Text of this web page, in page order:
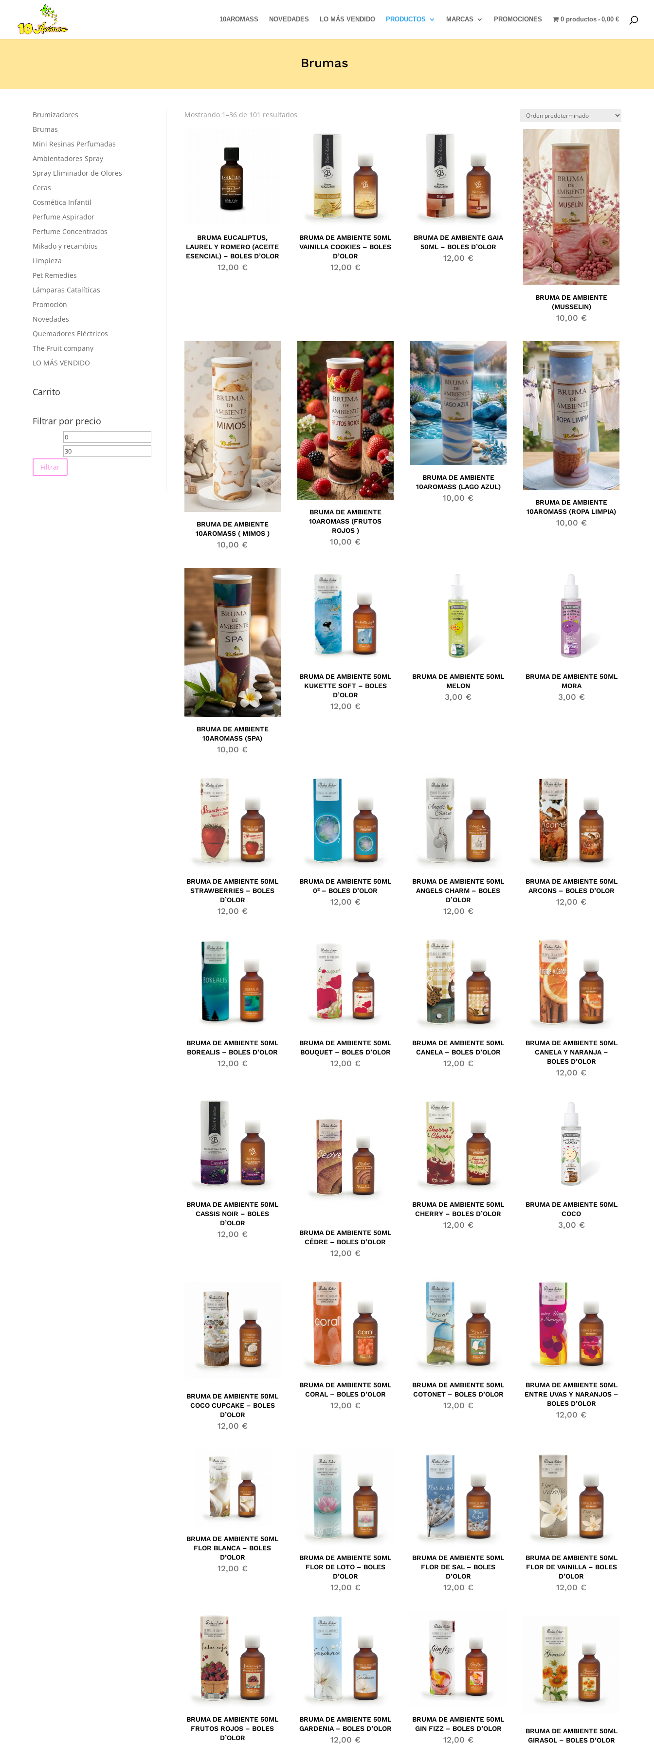
10AROMASS NOVEDADES LO MÁS VENDIDO PRODUCTOS MARCAS PROMOCIONES 0 productos 0,00 €
Brumas
Brumizadores
Brumas
Mini Resinas Perfumadas
Ambientadores Spray
Spray Eliminador de Olores
Ceras
Cosmética Infantil
Perfume Aspirador
Perfume Concentrados
Mikado y recambios
Limpieza
Pet Remedies
Lámparas Catalíticas
Promoción
Novedades
Quemadores Eléctricos
The Fruit company
LO MÁS VENDIDO
Carrito
Filtrar por precio
Precio
mínimo
Filtrar
Mostrando 1–36 de 101 resultados
BRUMA EUCALIPTUS,
LAUREL Y ROMERO (ACEITE
ESENCIAL) – BOLES D’OLOR
12,00 €
BRUMA DE AMBIENTE 50ML
VAINILLA COOKIES – BOLES
D’OLOR
12,00 €
BRUMA DE AMBIENTE GAIA
50ML – BOLES D’OLOR
12,00 €
BRUMA DE AMBIENTE
(MUSSELIN)
10,00 €
BRUMA DE AMBIENTE
10AROMASS ( MIMOS )
10,00 €
BRUMA DE AMBIENTE
10AROMASS (FRUTOS
ROJOS )
10,00 €
BRUMA DE AMBIENTE
10AROMASS (LAGO AZUL)
10,00 €
BRUMA DE AMBIENTE
10AROMASS (ROPA LIMPIA)
10,00 €
BRUMA DE AMBIENTE
10AROMASS (SPA)
10,00 €
BRUMA DE AMBIENTE 50ML
KUKETTE SOFT – BOLES
D’OLOR
12,00 €
BRUMA DE AMBIENTE 50ML
MELON
3,00 €
BRUMA DE AMBIENTE 50ML
MORA
3,00 €
BRUMA DE AMBIENTE 50ML
STRAWBERRIES – BOLES
D’OLOR
12,00 €
BRUMA DE AMBIENTE 50ML
0² – BOLES D’OLOR
12,00 €
BRUMA DE AMBIENTE 50ML
ANGELS CHARM – BOLES
D’OLOR
12,00 €
BRUMA DE AMBIENTE 50ML
ARCONS – BOLES D’OLOR
12,00 €
BRUMA DE AMBIENTE 50ML
BOREALIS – BOLES D’OLOR
12,00 €
BRUMA DE AMBIENTE 50ML
BOUQUET – BOLES D’OLOR
12,00 €
BRUMA DE AMBIENTE 50ML
CANELA – BOLES D’OLOR
12,00 €
BRUMA DE AMBIENTE 50ML
CANELA Y NARANJA –
BOLES D’OLOR
12,00 €
BRUMA DE AMBIENTE 50ML
CASSIS NOIR – BOLES
D’OLOR
12,00 €
BRUMA DE AMBIENTE 50ML
CÉDRE – BOLES D’OLOR
12,00 €
BRUMA DE AMBIENTE 50ML
CHERRY – BOLES D’OLOR
12,00 €
BRUMA DE AMBIENTE 50ML
COCO
3,00 €
BRUMA DE AMBIENTE 50ML
COCO CUPCAKE – BOLES
D’OLOR
12,00 €
BRUMA DE AMBIENTE 50ML
CORAL – BOLES D’OLOR
12,00 €
BRUMA DE AMBIENTE 50ML
COTONET – BOLES D’OLOR
12,00 €
BRUMA DE AMBIENTE 50ML
ENTRE UVAS Y NARANJOS –
BOLES D’OLOR
12,00 €
BRUMA DE AMBIENTE 50ML
FLOR BLANCA – BOLES
D’OLOR
12,00 €
BRUMA DE AMBIENTE 50ML
FLOR DE LOTO – BOLES
D’OLOR
12,00 €
BRUMA DE AMBIENTE 50ML
FLOR DE SAL – BOLES
D’OLOR
12,00 €
BRUMA DE AMBIENTE 50ML
FLOR DE VAINILLA – BOLES
D’OLOR
12,00 €
BRUMA DE AMBIENTE 50ML
FRUTOS ROJOS – BOLES
D’OLOR
BRUMA DE AMBIENTE 50ML
GARDENIA – BOLES D’OLOR
12,00 €
BRUMA DE AMBIENTE 50ML
GIN FIZZ – BOLES D’OLOR
12,00 €
BRUMA DE AMBIENTE 50ML
GIRASOL – BOLES D’OLOR